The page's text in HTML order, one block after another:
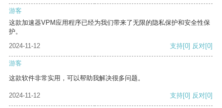
游客
这款加速器VPM应用程序已经为我们带来了无限的隐私保护和安全性保
护。
2024-11-12
支持[0] 反对[0]
游客
这款软件非常实用，可以帮助我解决很多问题。
2024-11-12 支持[0] 反对[0]